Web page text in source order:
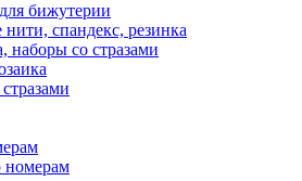
бижутерии
спандекс, резинка
наборы со стразами